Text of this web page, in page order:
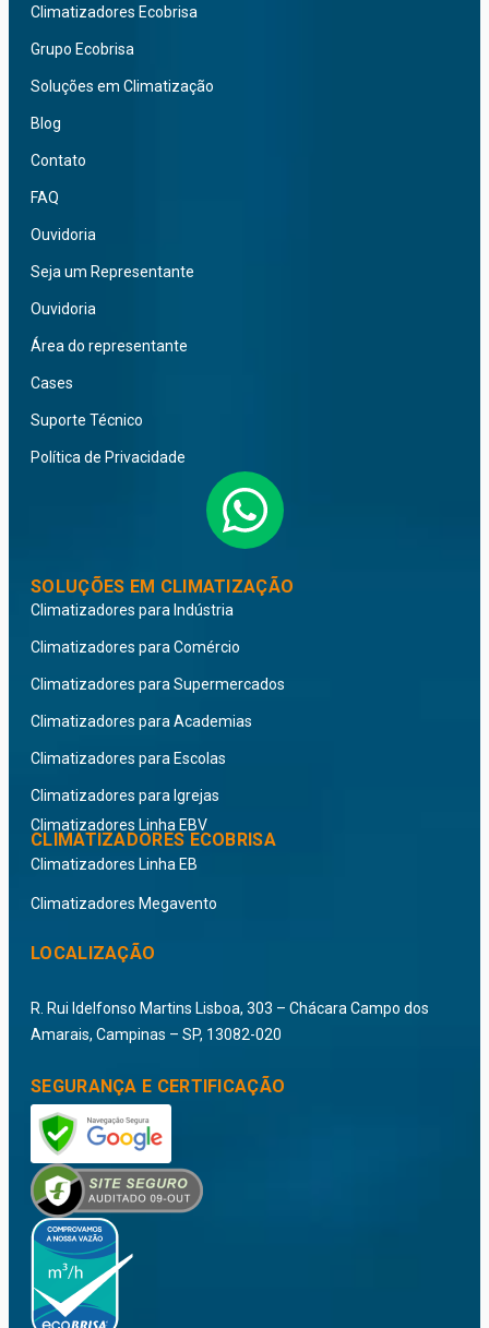
Climatizadores Ecobrisa
Grupo Ecobrisa
Soluções em Climatização
Blog
Contato
FAQ
Ouvidoria
Seja um Representante
Ouvidoria
Área do representante
Cases
Suporte Técnico
Política de Privacidade
CLIMATIZADORES ECOBRISA
Climatizadores Linha EBV
Climatizadores Linha EB
Climatizadores Megavento
SOLUÇÕES EM CLIMATIZAÇÃO
Climatizadores para Indústria
Climatizadores para Comércio
Climatizadores para Supermercados
Climatizadores para Academias
Climatizadores para Escolas
Climatizadores para Igrejas
LOCALIZAÇÃO
R. Rui Idelfonso Martins Lisboa, 303 – Chácara Campo dos
Amarais, Campinas – SP, 13082-020
SEGURANÇA E CERTIFICAÇÃO